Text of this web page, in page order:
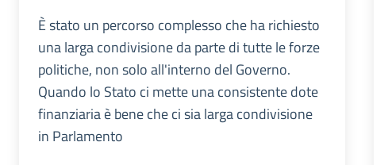
È stato un percorso complesso che ha richiesto
una larga condivisione da parte di tutte le forze
politiche, non solo all'interno del Governo.
Quando lo Stato ci mette una consistente dote
finanziaria è bene che ci sia larga condivisione
in Parlamento